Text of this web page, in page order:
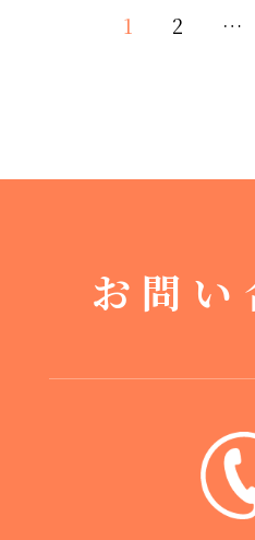
1 2 …
お問い